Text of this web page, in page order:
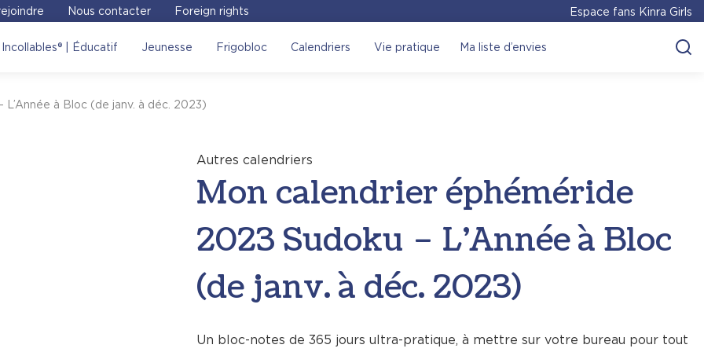
Nous contacter Foreign rights Espace fans Kinra Girls
Incollables® | Éducatif Jeunesse Frigobloc Calendriers Vie pratique Ma liste d’envies
à Bloc (de janv. à déc. 2023)
Autres calendriers
Mon calendrier éphéméride
2023 Sudoku – L’Année à Bloc
(de janv. à déc. 2023)
Un bloc-notes de 365 jours ultra-pratique, à mettre sur votre bureau pour tout
, on vous invite à visiter
Voir sur le site